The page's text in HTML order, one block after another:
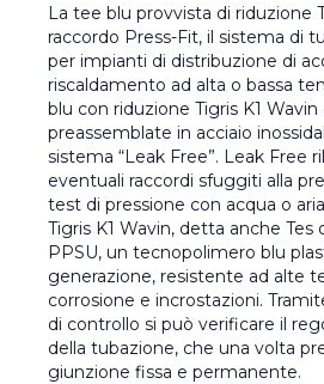
La tee blu provvista di riduzione
raccordo Press-Fit, il sistema di
per impianti di distribuzione di
riscaldamento ad alta o bassa
blu con riduzione Tigris K1
preassemblate in acciaio
sistema “Leak Free”. Leak Free
eventuali raccordi sfuggiti alla
test di pressione con acqua o
Tigris K1 Wavin, detta anche Tes
PPSU, un tecnopolimero blu
generazione, resistente ad alte
corrosione e incrostazioni.
di controllo si può verificare il
della tubazione, che una volta
giunzione fissa e permanente.